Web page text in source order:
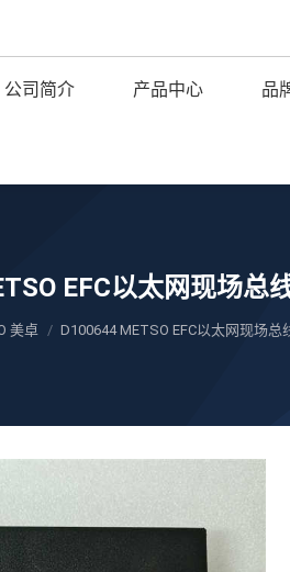
公司简介 产品中心 品
EFC以太网现场总
美卓 D100644 METSO EFC以太网现场总